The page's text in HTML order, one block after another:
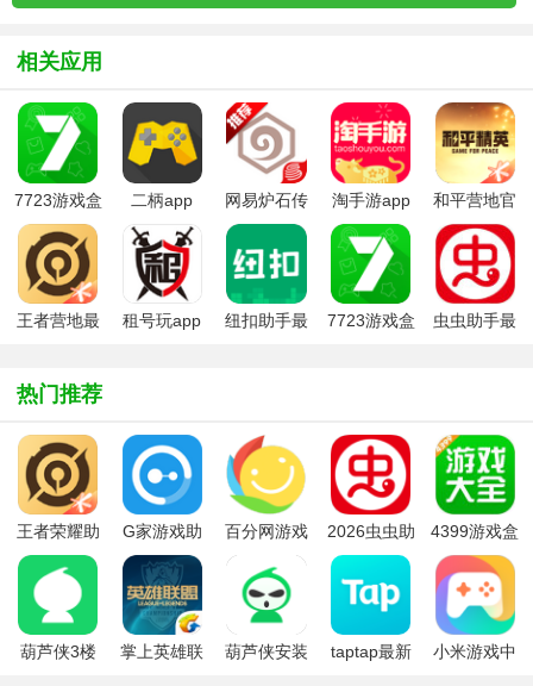
相关应用
7723游戏盒
子官方版正
版
二柄app
网易炉石传
说盒子手机
版
淘手游app
和平营地官
方平台
王者营地最
租号玩app
纽扣助手最
7723游戏盒
虫虫助手最
热门推荐
王者荣耀助
手手机版(王
者营地)
G家游戏助
手(极管家)
百分网游戏
盒2026最新
版本
2026虫虫助
手app最新
版
4399游戏盒
免费版
葫芦侠3楼
掌上英雄联
葫芦侠安装
taptap最新
小米游戏中